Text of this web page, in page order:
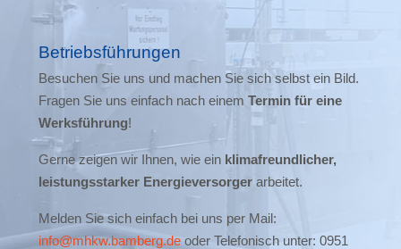
Betriebsführungen
Besuchen Sie uns und machen Sie sich selbst ein Bild.
Fragen Sie uns einfach nach einem Termin für eine
Werksführung!
Gerne zeigen wir Ihnen, wie ein klimafreundlicher,
leistungsstarker Energieversorgerarbeitet.
Melden Sie sich einfach bei uns per Mail:
info@mhkw.bamberg.deoder Telefonisch unter: 0951